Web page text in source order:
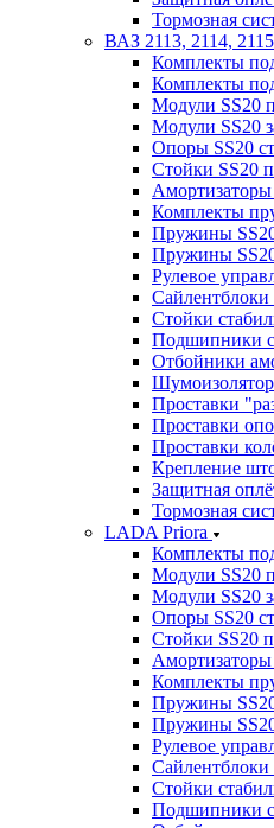
Тормозная
ВАЗ 2113, 2114, 2115
Комплекты
Комплекты
Модули SS20
Модули SS20
Опоры SS20
Стойки SS20
Амортизаторы
Комплекты
Пружины
Пружины
Рулевое
Сайлентблоки
Стойки
Подшипники
Отбойники
Проставки
Проставки
Проставки
Крепление
Защитная
Тормозная
LADA Priora
Комплекты
Модули SS20
Модули SS20
Опоры SS20
Стойки SS20
Амортизаторы
Комплекты
Пружины
Пружины
Рулевое
Сайлентблоки
Стойки
Подшипники